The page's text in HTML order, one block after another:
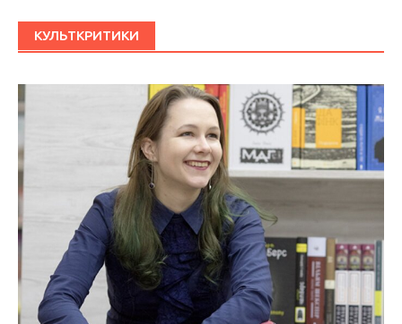
КУЛЬТКРИТИКИ